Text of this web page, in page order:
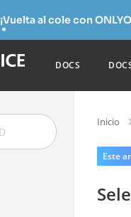
¡Vuelta al cole con
DOCS
Inicio
Este